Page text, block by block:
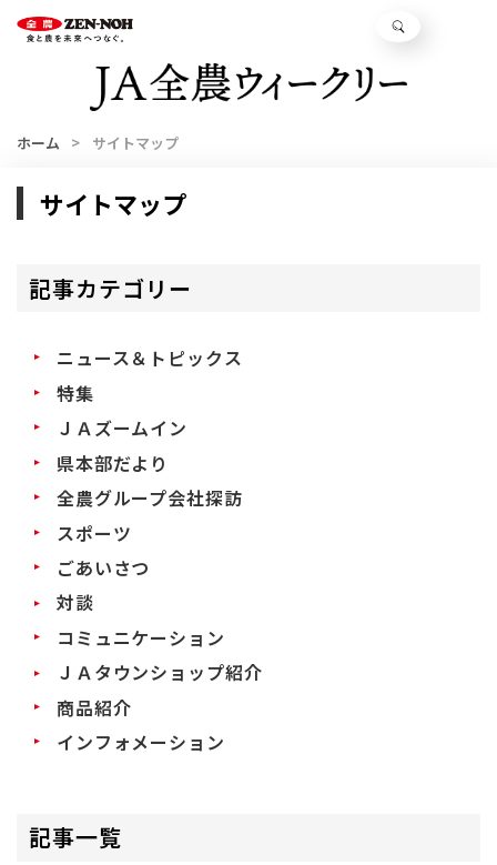
ホーム サイトマップ
サイトマップ
記事カテゴリー
ニュース＆トピックス
特集
ＪＡズームイン
県本部だより
全農グループ会社探訪
スポーツ
ごあいさつ
対談
コミュニケーション
ＪＡタウンショップ紹介
商品紹介
インフォメーション
記事一覧